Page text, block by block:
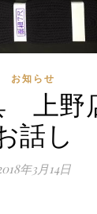
お知らせ
上
話し
年3月14日